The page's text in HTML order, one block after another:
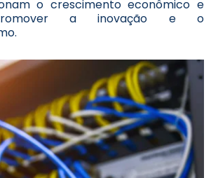
o crescimento econômico e
a inovação e o